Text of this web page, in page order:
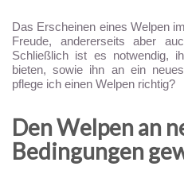
Das Erscheinen eines Welpen
Freude, andererseits aber
Schließlich ist es notwendig,
bieten, sowie ihn an ein
pflege ich einen Welpen richtig?
Den Welpen an
Bedingungen